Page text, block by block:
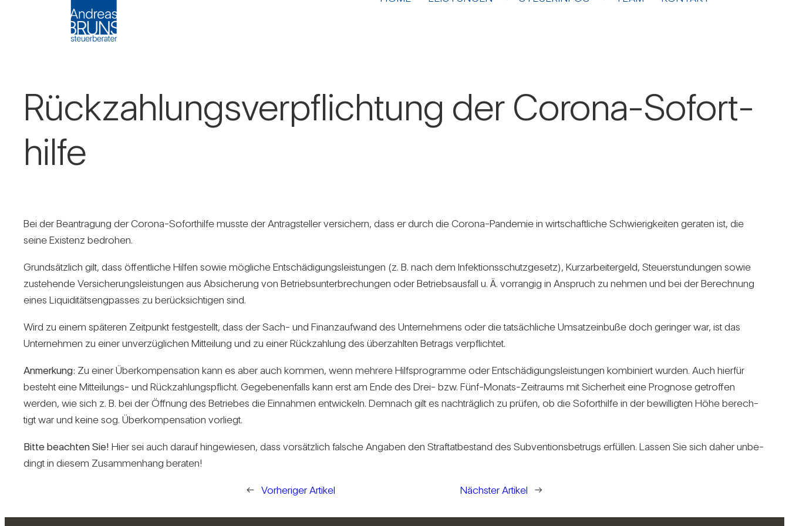
Rück­zah­lungs­ver­pflich­tung der Corona-Sofort­
hilfe
Bei der Bean­tra­gung der Corona-Sofort­hilfe musste der Antrag­steller ver­si­chern, dass er durch die Corona-Pan­demie in wirt­schaft­liche Schwie­rig­keiten geraten ist, die
seine Exis­tenz bedrohen.
Grund­sätz­lich gilt, dass öffent­liche Hilfen sowie mög­liche Ent­schä­di­gungs­leis­tungen (z. B. nach dem Infek­ti­ons­schutz­ge­setz), Kurz­ar­bei­ter­geld, Steu­er­stun­dungen sowie
zuste­hende Ver­si­che­rungs­leis­tungen aus Absi­che­rung von Betriebs­un­ter­bre­chungen oder Betriebs­aus­fall u. Ä. vor­rangig in Anspruch zu nehmen und bei der Berech­nung
eines Liqui­di­täts­eng­passes zu berück­sich­tigen sind.
Wird zu einem spä­teren Zeit­punkt fest­ge­stellt, dass der Sach- und Finanz­auf­wand des Unter­neh­mens oder die tat­säch­liche Umsatz­ein­buße doch geringer war, ist das
Unter­nehmen zu einer unver­züg­li­chen Mit­tei­lung und zu einer Rück­zah­lung des über­zahlten Betrags ver­pflichtet.
Anmer­kung: Zu einer Über­kom­pen­sa­tion kann es aber auch kommen, wenn meh­rere Hilfs­pro­gramme oder Ent­schä­di­gungs­leis­tungen kom­bi­niert wurden. Auch hierfür
besteht eine Mit­tei­lungs- und Rück­zah­lungs­pflicht. Gege­be­nen­falls kann erst am Ende des Drei- bzw. Fünf-Monats-Zeit­raums mit Sicher­heit eine Pro­gnose getroffen
werden, wie sich z. B. bei der Öff­nung des Betriebes die Ein­nahmen ent­wi­ckeln. Dem­nach gilt es nach­träg­lich zu prüfen, ob die Sofort­hilfe in der bewil­ligten Höhe berech­
tigt war und keine sog. Über­kom­pen­sa­tion vor­liegt.
Bitte beachten Sie! Hier sei auch darauf hin­ge­wiesen, dass vor­sätz­lich fal­sche Angaben den Straf­tat­be­stand des Sub­ven­ti­ons­be­trugs erfüllen. Lassen Sie sich daher unbe­
dingt in diesem Zusam­men­hang beraten!
← Vorheriger Artikel Nächster Artikel →